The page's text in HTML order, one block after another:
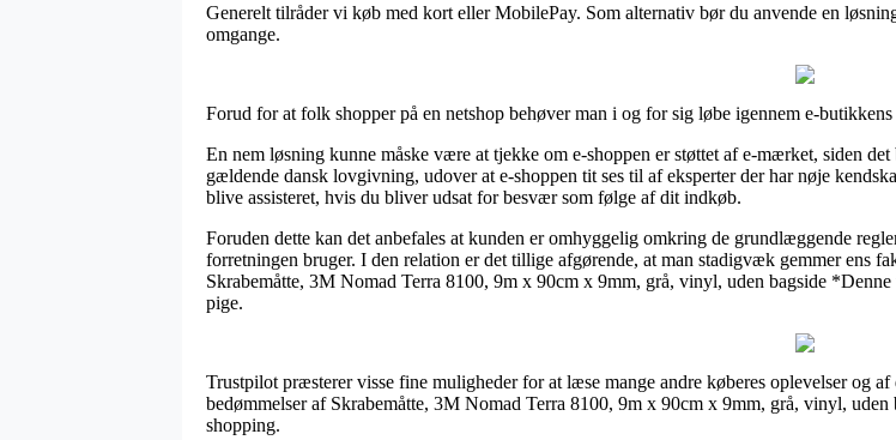
Generelt tilråder vi køb med kort eller MobilePay. Som alternativ bør du anvende en
omgange.
Forud for at folk shopper på en netshop behøver man i og for sig løbe igennem e-
En nem løsning kunne måske være at tjekke om e-shoppen er støttet af e-mærket, siden
gældende dansk lovgivning, udover at e-shoppen tit ses til af eksperter der har nøje
blive assisteret, hvis du bliver udsat for besvær som følge af dit indkøb.
Foruden dette kan det anbefales at kunden er omhyggelig omkring de grundlæggende
forretningen bruger. I den relation er det tillige afgørende, at man stadigvæk gemmer ens
Skrabemåtte, 3M Nomad Terra 8100, 9m x 90cm x 9mm, grå, vinyl, uden bagside
pige.
Trustpilot præsterer visse fine muligheder for at læse mange andre køberes oplevelser og
bedømmelser af Skrabemåtte, 3M Nomad Terra 8100, 9m x 90cm x 9mm, grå, vinyl,
shopping.